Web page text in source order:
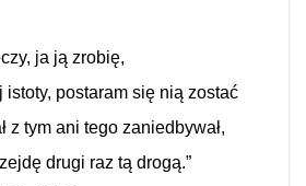
ja ją zrobię,
postaram się nią zostać
z tym ani tego zaniedbywał,
drugi raz tą drogą.”